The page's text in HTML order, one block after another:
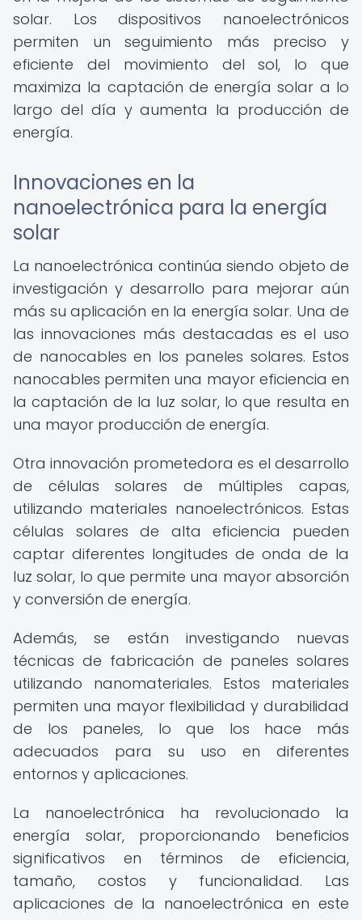
solar. Los dispositivos nanoelectrónicos
permiten un seguimiento más preciso y
eficiente del movimiento del sol, lo que
maximiza la captación de energía solar a lo
largo del día y aumenta la producción de
energía.
Innovaciones en la
nanoelectrónica para la energía
solar
La nanoelectrónica continúa siendo objeto de
investigación y desarrollo para mejorar aún
más su aplicación en la energía solar. Una de
las innovaciones más destacadas es el uso
de nanocables en los paneles solares. Estos
nanocables permiten una mayor eficiencia en
la captación de la luz solar, lo que resulta en
una mayor producción de energía.
Otra innovación prometedora es el desarrollo
de células solares de múltiples capas,
utilizando materiales nanoelectrónicos. Estas
células solares de alta eficiencia pueden
captar diferentes longitudes de onda de la
luz solar, lo que permite una mayor absorción
y conversión de energía.
Además, se están investigando nuevas
técnicas de fabricación de paneles solares
utilizando nanomateriales. Estos materiales
permiten una mayor flexibilidad y durabilidad
de los paneles, lo que los hace más
adecuados para su uso en diferentes
entornos y aplicaciones.
La nanoelectrónica ha revolucionado la
energía solar, proporcionando beneficios
significativos en términos de eficiencia,
tamaño, costos y funcionalidad. Las
aplicaciones de la nanoelectrónica en este